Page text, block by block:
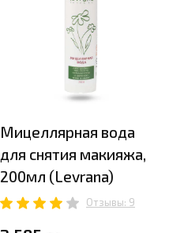
Мицеллярная вода
для снятия макияжа,
200мл (Levrana)
Отзывы: 9